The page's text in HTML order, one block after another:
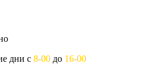
дни с 8-00 до 16-00